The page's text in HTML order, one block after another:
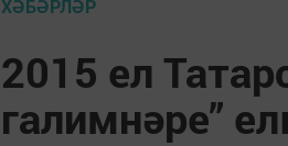
ХӘБӘРЛӘР
2015 ел
галимнәре”